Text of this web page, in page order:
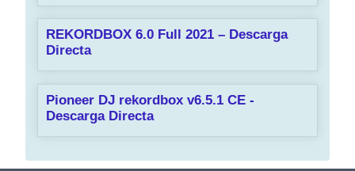
REKORDBOX 6.0 Full 2021 – Descarga
Directa
Pioneer DJ rekordbox v6.5.1 CE -
Descarga Directa